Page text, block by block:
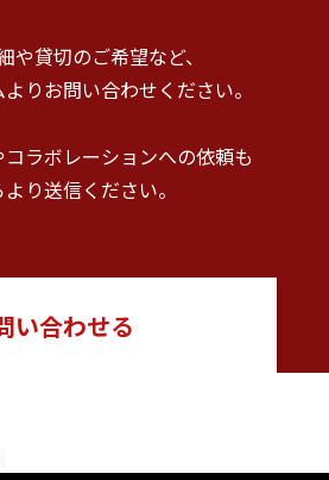
や貸切のご希望など、
りお問い合わせください。
ラボレーションへの依頼も
り送信ください。
い合わせる